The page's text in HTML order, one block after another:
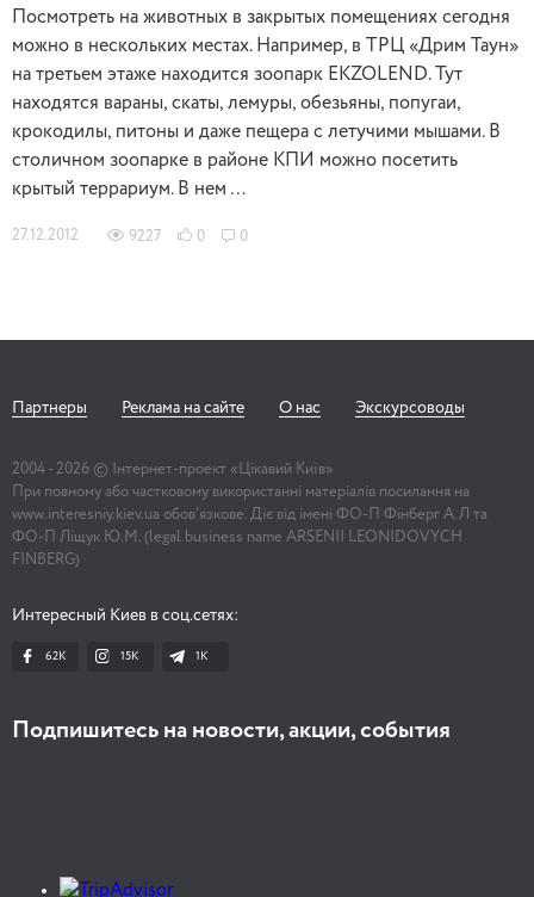
Посмотреть на животных в закрытых помещениях сегодня
можно в нескольких местах. Например, в ТРЦ «Дрим Таун»
на третьем этаже находится зоопарк EKZOLEND. Тут
находятся вараны, скаты, лемуры, обезьяны, попугаи,
крокодилы, питоны и даже пещера с летучими мышами. В
столичном зоопарке в районе КПИ можно посетить
крытый террариум. В нем …
27.12.2012 9227 0 0
Партнеры Реклама на сайте О нас Экскурсоводы
2004 - 2026 © Інтернет-проект «Цікавий Київ»
При повному або частковому використанні матеріалів посилання на
www.interesniy.kiev.ua обов'язкове. Діє від імені ФО-П Фінберг А.Л та
ФО-П Ліщук Ю.М. (legal business name ARSENII LEONIDOVYCH
FINBERG)
Интересный Киев в соц.сетях:
62K 15K 1К
Подпишитесь на новости, акции, события